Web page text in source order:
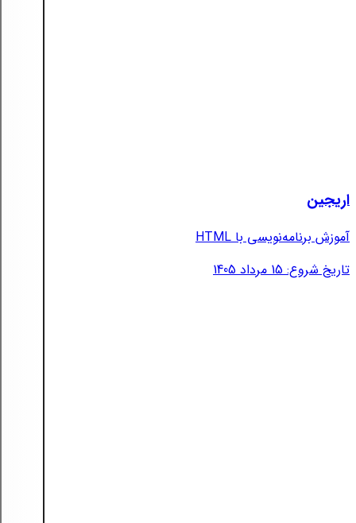
اریجین
آموزش برنامه‌نویسی با HTML
تاریخ شروع: 15 مرداد 1405